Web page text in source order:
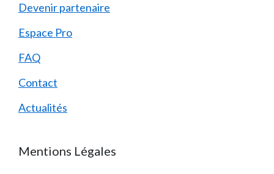
Devenir partenaire
Espace Pro
FAQ
Contact
Actualités
Mentions Légales